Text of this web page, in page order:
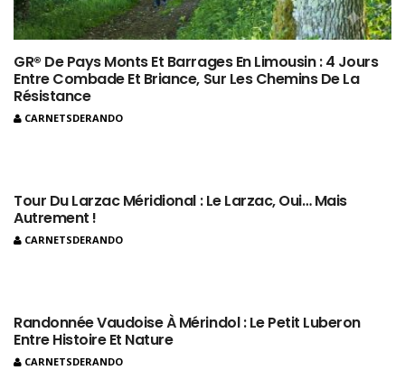
GR® De Pays Monts Et Barrages En Limousin : 4 Jours
Entre Combade Et Briance, Sur Les Chemins De La
Résistance
CARNETSDERANDO
Tour Du Larzac Méridional : Le Larzac, Oui… Mais
Autrement !
CARNETSDERANDO
Randonnée Vaudoise À Mérindol : Le Petit Luberon
Entre Histoire Et Nature
CARNETSDERANDO